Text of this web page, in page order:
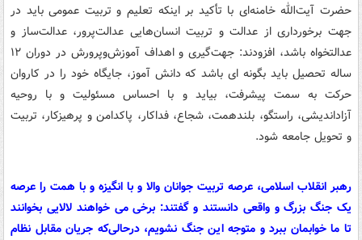
حضرت آیت‌الله خامنه‌ای با تأکید بر اینکه تعلیم و تربیت عمومی باید در
جهت برخورداری از عدالت و تربیت انسان‌هایی عدالت‌پرور، عدالت‌ساز و
عدالتخواه باشد، افزودند: جهت‌گیری و اهداف آموزش‌وپرورش در دوران ۱۲
ساله تحصیل باید بگونه ای باشد که دانش آموز، جایگاه خود را در کاروان
حرکت به سمت پیشرفت، بیاید و با احساس مسئولیت و با روحیه
آزاداندیشی، راستگو، بلندهمت، شجاع، فداکار، پاکدامن و پرهیزکار، تربیت
و تحویل جامعه شود.
رهبر انقلاب اسلامی، عرصه تربیت جوانان والا و با انگیزه و با همت را عرصه
یک جنگ بزرگ و واقعی دانستند و گفتند: برخی می خواهند لالایی بخوانند
تا ما خوابمان ببرد و متوجه این جنگ نشویم، درحالی‌که جریان مقابل نظام